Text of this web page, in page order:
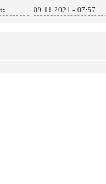
09.11.2021 - 07:57